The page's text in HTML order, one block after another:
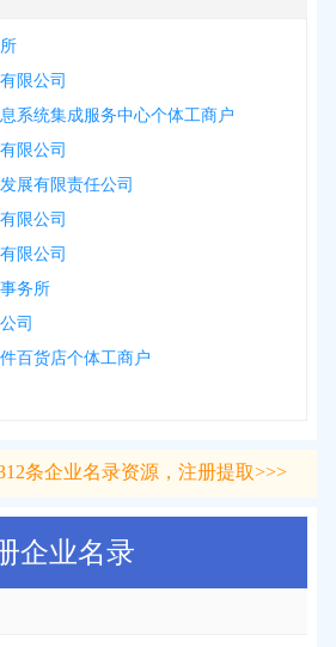
限公司
系统集成服务中心个体工商户
限公司
展有限责任公司
限公司
限公司
务所
司
百货店个体工商户
条企业名录资源，注册提取>>>
企业名录